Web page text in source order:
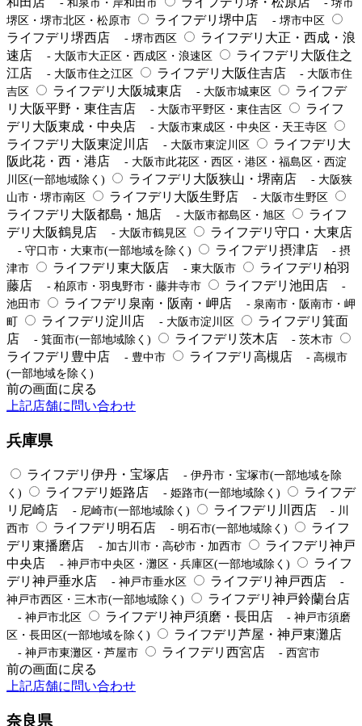
- 和泉市・岸和田市
- 堺市
堺区・堺市北区・松原市
ライフデリ堺中店 - 堺市中区
ライフデリ堺西店 - 堺市西区
ライフデリ大正・西成・浪
速店
- 大阪市大正区・西成区・浪速区
ライフデリ大阪住之
江店
- 大阪市住之江区 ライフデリ大阪住吉店
- 大阪市住
吉区
ライフデリ大阪城東店 - 大阪市城東区
ライフデ
リ大阪平野・東住吉店
- 大阪市平野区・東住吉区
ライフ
デリ大阪東成・中央店
- 大阪市東成区・中央区・天王寺区
ライフデリ大阪東淀川店 - 大阪市東淀川区
ライフデリ大
阪此花・西・港店
- 大阪市此花区・西区・港区・福島区・西淀
川区(一部地域除く)
ライフデリ大阪狭山・堺南店
- 大阪狭
山市・堺市南区
ライフデリ大阪生野店 - 大阪市生野区
ライフデリ大阪都島・旭店 - 大阪市都島区・旭区
ライフ
デリ大阪鶴見店
- 大阪市鶴見区 ライフデリ守口・大東店
- 守口市・大東市(一部地域を除く) ライフデリ摂津店
- 摂
津市
ライフデリ東大阪店 - 東大阪市
ライフデリ柏羽
藤店
- 柏原市・羽曳野市・藤井寺市 ライフデリ池田店
-
池田市
ライフデリ泉南・阪南・岬店
- 泉南市・阪南市・岬
町
ライフデリ淀川店 - 大阪市淀川区
ライフデリ箕面
店
- 箕面市(一部地域除く) ライフデリ茨木店 - 茨木市
ライフデリ豊中店 - 豊中市 ライフデリ高槻店
- 高槻市
(一部地域を除く)
前の画面に戻る
上記店舗に問い合わせ
兵庫県
ライフデリ伊丹・宝塚店
- 伊丹市・宝塚市(一部地域を除
く)
ライフデリ姫路店 - 姫路市(一部地域除く)
ライフデ
リ尼崎店
- 尼崎市(一部地域除く) ライフデリ川西店
- 川
西市
ライフデリ明石店 - 明石市(一部地域除く)
ライフ
デリ東播磨店
- 加古川市・高砂市・加西市
ライフデリ神戸
中央店
- 神戸市中央区・灘区・兵庫区(一部地域除く)
ライフ
デリ神戸垂水店
- 神戸市垂水区 ライフデリ神戸西店
-
神戸市西区・三木市(一部地域除く)
ライフデリ神戸鈴蘭台店
- 神戸市北区 ライフデリ神戸須磨・長田店
- 神戸市須磨
区・長田区(一部地域を除く)
ライフデリ芦屋・神戸東灘店
- 神戸市東灘区・芦屋市 ライフデリ西宮店 - 西宮市
前の画面に戻る
上記店舗に問い合わせ
奈良県